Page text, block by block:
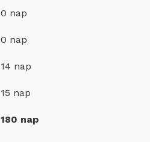
0 nap
0 nap
14 nap
15 nap
180 nap